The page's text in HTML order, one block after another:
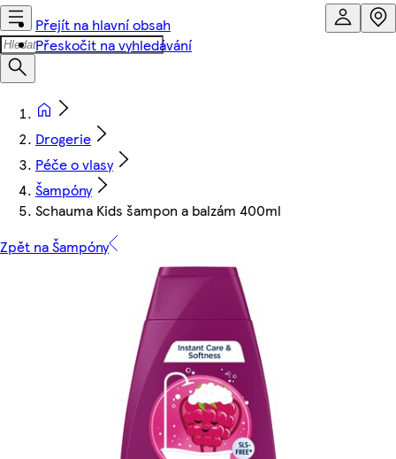
Přejít na hlavní obsah
Přeskočit na vyhledávání
Drogerie
Péče o vlasy
Šampóny
Schauma Kids šampon a balzám 400ml
Zpět na Šampóny